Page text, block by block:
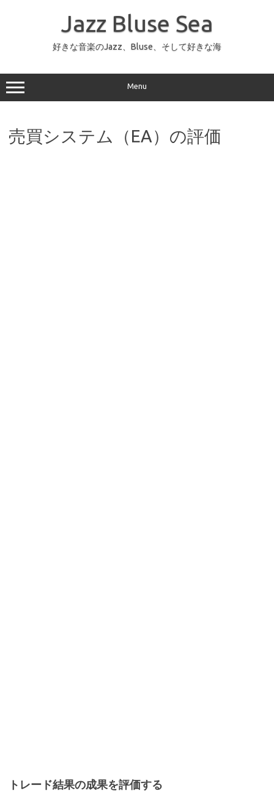
ッ
プ
Jazz Bluse Sea
好きな音楽のJazz、Bluse、そして好きな海
Menu
売買システム（EA）の評価
トレード結果の成果を評価する